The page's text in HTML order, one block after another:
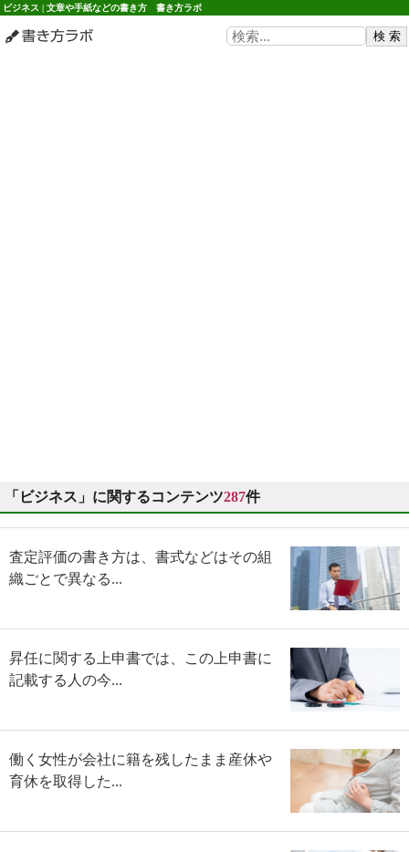
ビジネス | 文章や手紙などの書き方 書き方ラボ
「ビジネス」に関するコンテンツ287件
査定評価の書き方は、書式などはその組
織ごとで異なる...
昇任に関する上申書では、この上申書に
記載する人の今...
働く女性が会社に籍を残したまま産休や
育休を取得した...